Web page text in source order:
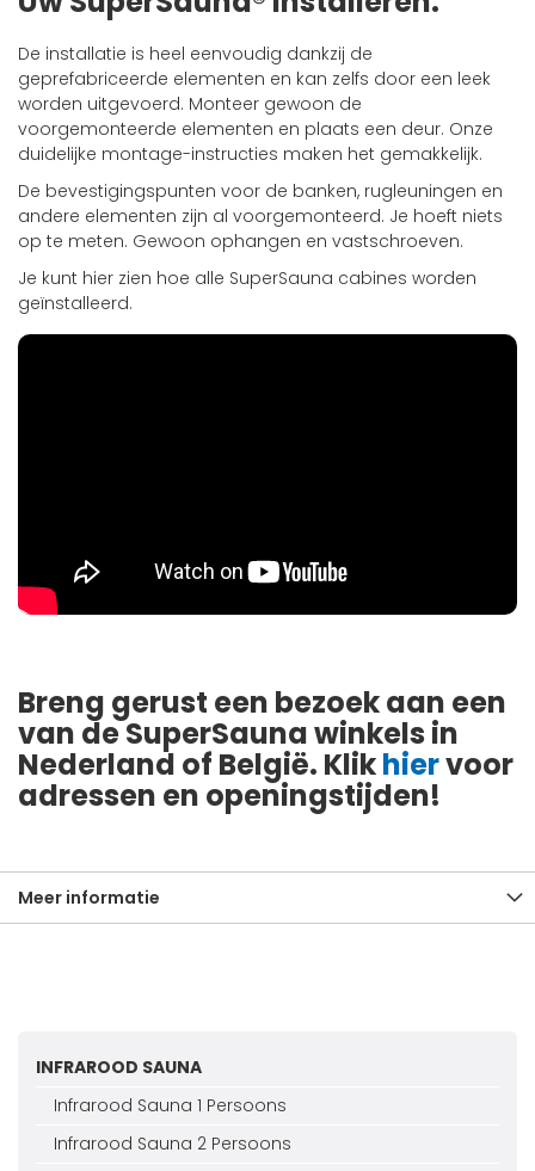
De installatie is heel eenvoudig dankzij de
geprefabriceerde elementen en kan zelfs door een leek
worden uitgevoerd. Monteer gewoon de
voorgemonteerde elementen en plaats een deur. Onze
duidelijke montage-instructies maken het gemakkelijk.
De bevestigingspunten voor de banken, rugleuningen en
andere elementen zijn al voorgemonteerd. Je hoeft niets
op te meten. Gewoon ophangen en vastschroeven.
Je kunt hier zien hoe alle SuperSauna cabines worden
geïnstalleerd.
Breng gerust een bezoek aan een
van de SuperSauna winkels in
Nederland of België. Klikhiervoor
adressen en openingstijden!
Meer informatie
INFRAROOD SAUNA
Infrarood Sauna 1 Persoons
Infrarood Sauna 2 Persoons